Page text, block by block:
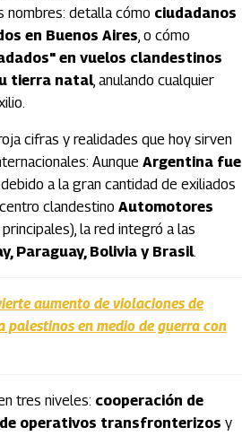
nombres: detalla cómo ciudadanos
en Buenos Aires, o cómo
en vuelos clandestinos
tierra natal, anulando cualquier
cifras y realidades que hoy sirven
Aunque Argentina fue
debido a la gran cantidad de exiliados
clandestino Automotores
la red integró a las
Paraguay, Bolivia y Brasil.
aumento de violaciones de
palestinos en medio de guerra con
tres niveles: cooperación de
operativos transfronterizos y